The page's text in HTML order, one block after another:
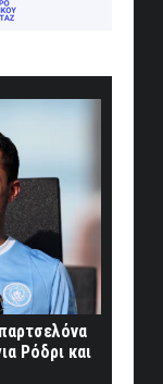
Ρόδρι και